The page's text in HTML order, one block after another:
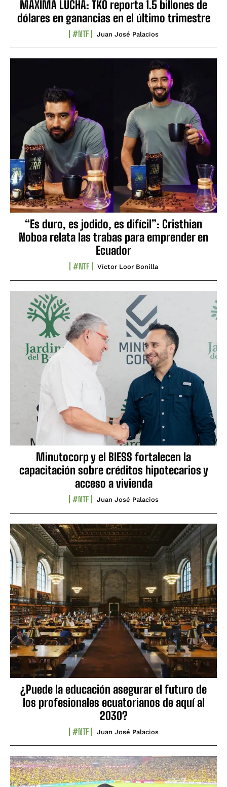
MÁXIMA LUCHA: TKO reporta 1.5 billones de
dólares en ganancias en el último trimestre
#NTF Juan José Palacios
“Es duro, es jodido, es difícil”: Cristhian
Noboa relata las trabas para emprender en
Ecuador
#NTF Víctor Loor Bonilla
Minutocorp y el BIESS fortalecen la
capacitación sobre créditos hipotecarios y
acceso a vivienda
#NTF Juan José Palacios
¿Puede la educación asegurar el futuro de
los profesionales ecuatorianos de aquí al
2030?
#NTF Juan José Palacios